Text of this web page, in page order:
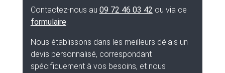
Contactez-nous au 09 72 46 03 42 ou via ce
formulaire.
Nous établissons dans les meilleurs délais un
devis personnalisé, correspondant
spécifiquement à vos besoins, et nous